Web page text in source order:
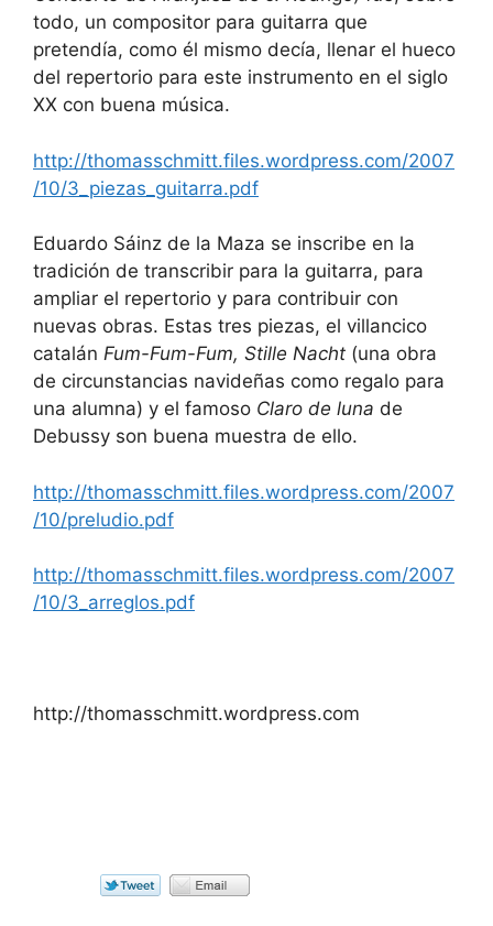
todo, un compositor para guitarra que
pretendía, como él mismo decía, llenar el hueco
del repertorio para este instrumento en el siglo
XX con buena música.
http://thomasschmitt.files.wordpress.com/2007
/10/3_piezas_guitarra.pdf
Eduardo Sáinz de la Maza se inscribe en la
tradición de transcribir para la guitarra, para
ampliar el repertorio y para contribuir con
nuevas obras. Estas tres piezas, el villancico
catalán Fum-Fum-Fum, Stille Nacht (una obra
de circunstancias navideñas como regalo para
una alumna) y el famoso Claro de luna de
Debussy son buena muestra de ello.
http://thomasschmitt.files.wordpress.com/2007
/10/preludio.pdf
http://thomasschmitt.files.wordpress.com/2007
/10/3_arreglos.pdf
http://thomasschmitt.wordpress.com